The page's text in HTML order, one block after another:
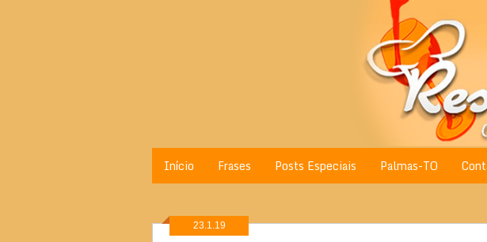
Início Frases Posts Especiais Palmas-TO
23.1.19